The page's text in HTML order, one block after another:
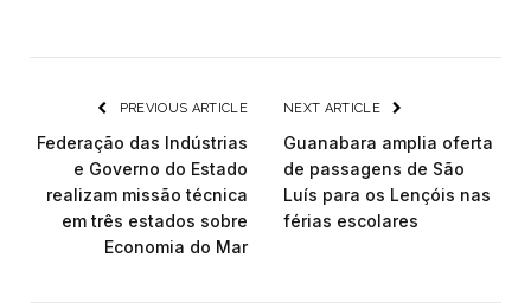
PREVIOUS ARTICLE
Federação das Indústrias
e Governo do Estado
realizam missão técnica
em três estados sobre
Economia do Mar
NEXT ARTICLE
Guanabara amplia oferta
de passagens de São
Luís para os Lençóis nas
férias escolares